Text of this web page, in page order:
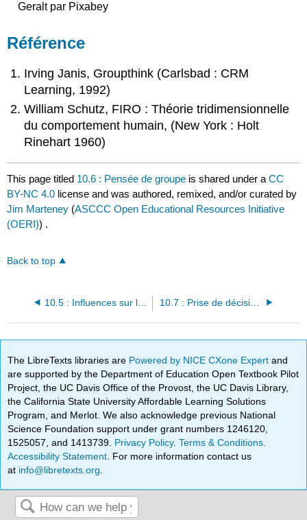
Geralt par Pixabey
Référence
Irving Janis, Groupthink (Carlsbad : CRM
Learning, 1992)
William Schutz, FIRO : Théorie tridimensionnelle
du comportement humain, (New York : Holt
Rinehart 1960)
This page titled 10.6 : Pensée de groupe is shared under aCC
BY-NC 4.0 license and was authored, remixed, and/or curated by
Jim Marteney (ASCCC Open Educational Resources Initiative
(OERI)) .
Back to top
10.5 : Influences sur les décisions volontaires 10.7 : Prise de décision et probabilité
The LibreTexts libraries are Powered by NICE CXone Expertand
are supported by the Department of Education Open Textbook Pilot
Project, the UC Davis Office of the Provost, the UC Davis Library,
the California State University Affordable Learning Solutions
Program, and Merlot. We also acknowledge previous National
Science Foundation support under grant numbers 1246120,
1525057, and 1413739. Privacy Policy.Terms & Conditions
Accessibility Statement . For more information contact us
at info@libretexts.org